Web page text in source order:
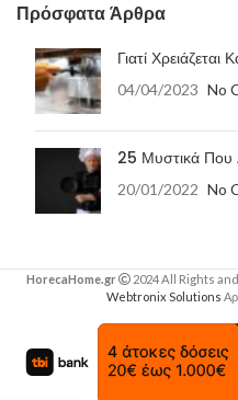
Πρόσφατα Άρθρα
Γιατί
04/04/2023 No
25 Μυστικά Που
20/01/2022 No
HorecaHome.gr
2024 All Rights
Webtronix Solutions